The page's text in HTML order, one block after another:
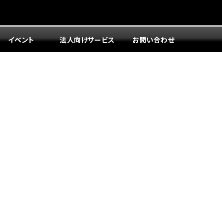
イベント 法人向けサービス お問い合わせ